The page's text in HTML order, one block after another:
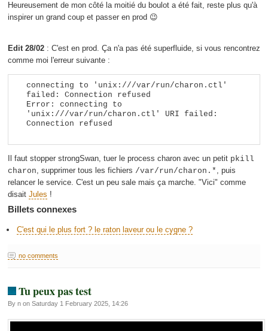
Heureusement de mon côté la moitié du boulot a été fait, reste plus qu'à
inspirer un grand coup et passer en prod 😉
Edit 28/02: C'est en prod. Ça n'a pas été superfluide, si vous rencontrez
comme moi l'erreur suivante :
connecting to 'unix:///var/run/charon.ctl'
failed: Connection refused
Error: connecting to
'unix:///var/run/charon.ctl' URI failed:
Il faut stopper strongSwan, tuer le process charon avec un petit pkill
charon, supprimer tous les fichiers /var/run/charon.* , puis
relancer le service. C'est un peu sale mais ça marche. "Vici" comme
disait Jules !
Billets connexes
C'est qui le plus fort ? le raton laveur ou le cygne ?
no comments
Tu peux pas test
By n on Saturday 1 February 2025, 14:26